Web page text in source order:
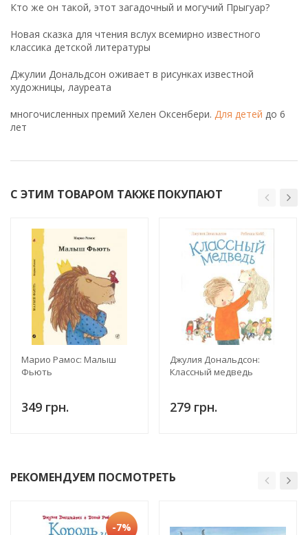
Кто же он такой, этот загадочный и могучий Прыгуар?
Новая сказка для чтения вслух всемирно известного
классика детской литературы
Джулии Дональдсон оживает в рисунках известной
художницы, лауреата
многочисленных премий Хелен Оксенбери. Для детей до 6
лет
С ЭТИМ ТОВАРОМ ТАКЖЕ ПОКУПАЮТ
Марио Рамос: Малыш
Фьють
349 грн.
Джулия Дональдсон:
Классный медведь
279 грн.
РЕКОМЕНДУЕМ ПОСМОТРЕТЬ
-7%